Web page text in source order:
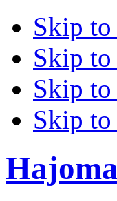
Skip
Skip
Skip
Skip